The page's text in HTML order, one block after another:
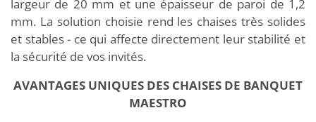
largeur de 20 mm et une épaisseur de paroi de 1,2
mm. La solution choisie rend les chaises très solides
et stables - ce qui affecte directement leur stabilité et
la sécurité de vos invités.
AVANTAGES UNIQUES DES CHAISES DE BANQUET
MAESTRO